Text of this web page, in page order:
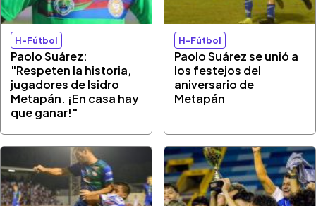
H-Fútbol
Paolo Suárez:
"Respeten la historia,
jugadores de Isidro
Metapán. ¡En casa hay
que ganar!"
H-Fútbol
Paolo Suárez se unió a
los festejos del
aniversario de
Metapán